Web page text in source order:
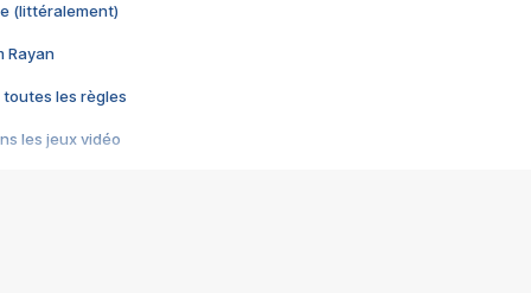
(littéralement)
Rayan
toutes les règles
les jeux vidéo